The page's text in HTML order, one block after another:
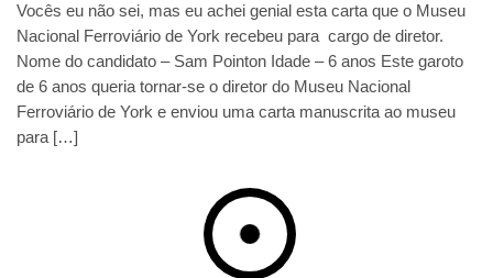
Vocês eu não sei, mas eu achei genial esta carta que o Museu
Nacional Ferroviário de York recebeu para cargo de diretor.
Nome do candidato – Sam Pointon Idade – 6 anos Este garoto
de 6 anos queria tornar-se o diretor do Museu Nacional
Ferroviário de York e enviou uma carta manuscrita ao museu
para […]